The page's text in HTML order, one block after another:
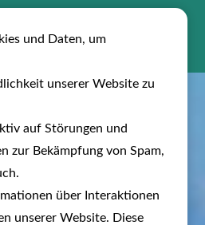
und Daten, um
unserer Website zu
auf Störungen und
zur Bekämpfung von Spam,
über Interaktionen
unserer Website. Diese